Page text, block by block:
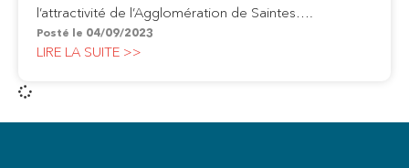
l’attractivité de l’Agglomération de Saintes….
Posté le 04/09/2023
LIRE LA SUITE >>